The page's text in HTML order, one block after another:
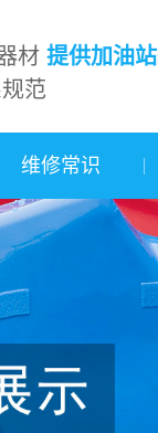
材 提供加油
范
维修常识